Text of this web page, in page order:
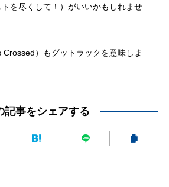
を尽くして！）がいいかもしれませ
）もグットラックを意味しま
記事をシェアする